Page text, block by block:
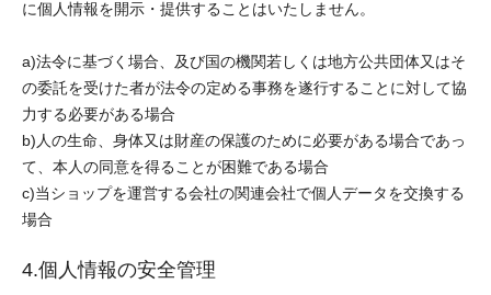
に個人情報を開示・提供することはいたしません。
a)法令に基づく場合、及び国の機関若しくは地方公共団体又はそ
の委託を受けた者が法令の定める事務を遂行することに対して協
力する必要がある場合
b)人の生命、身体又は財産の保護のために必要がある場合であっ
て、本人の同意を得ることが困難である場合
c)当ショップを運営する会社の関連会社で個人データを交換する
場合
4.個人情報の安全管理